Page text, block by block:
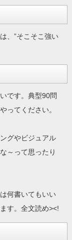
、”そこそこ強い
です。典型90問
ってください。
グやビジュアル
～って思ったり
何書いてもいい
す。全文読め><!